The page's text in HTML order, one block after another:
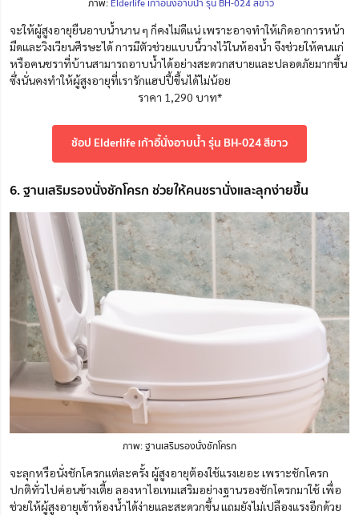
จะให้ผู้สูงอายุยืนอาบน้ำนาน ๆ ก็คงไม่ดีแน่ เพราะอาจทำให้เกิดอาการหน้า
มืดและวิงเวียนศีรษะได้ การมีตัวช่วยแบบนี้วางไว้ในห้องน้ำ จึงช่วยให้คนแก่
หรือคนชราที่บ้านสามารถอาบน้ำได้อย่างสะดวกสบายและปลอดภัยมากขึ้น
ซึ่งนั่นคงทำให้ผู้สูงอายุที่เรารักแฮปปี้ขึ้นได้ไม่น้อย
ราคา 1,290 บาท*
ช้อป Elderlife เก้าอี้นั่งอาบน้ำ รุ่น BH-024 สีขาว
6. ฐานเสริมรองนั่งชักโครก ช่วยให้คนชรานั่งและลุกง่ายขึ้น
ภาพ: ฐานเสริมรองนั่งชักโครก
จะลุกหรือนั่งชักโครกแต่ละครั้ง ผู้สูงอายุต้องใช้แรงเยอะ เพราะชักโครก
ปกติทั่วไปค่อนข้างเตี้ย ลองหาไอเทมเสริมอย่างฐานรองชักโครกมาใช้ เพื่อ
ช่วยให้ผู้สูงอายุเข้าห้องน้ำได้ง่ายและสะดวกขึ้น แถมยังไม่เปลืองแรงอีกด้วย